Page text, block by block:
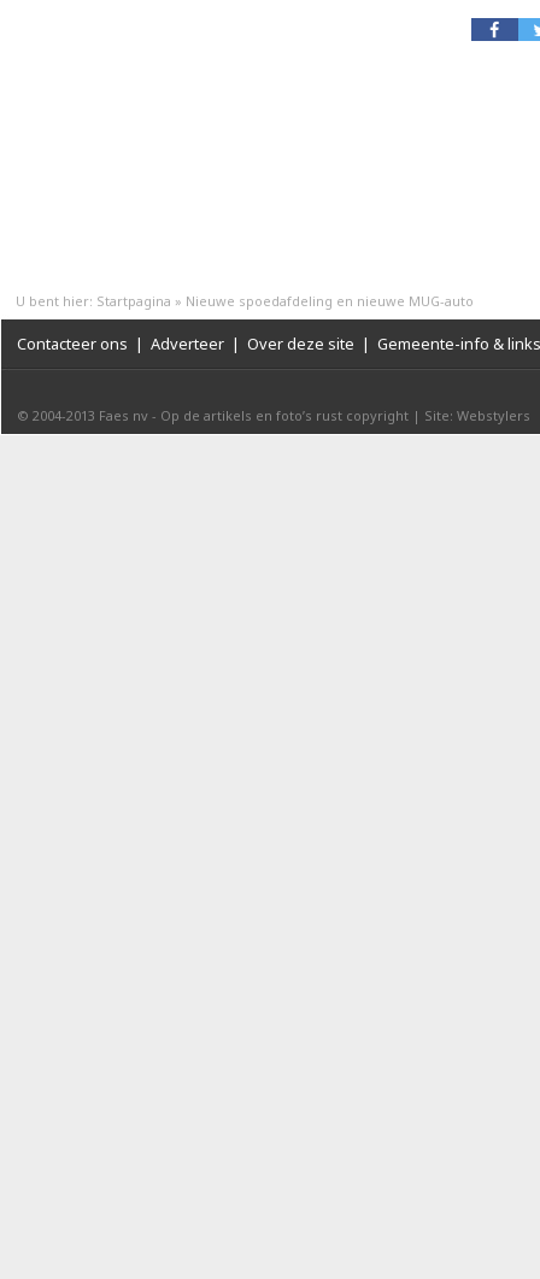
U bent hier: Startpagina » Nieuwe spoedafdeling en nieuwe MUG-auto
Contacteer ons | Adverteer | Over deze site | Gemeente-info & links
© 2004-2013 Faes nv - Op de artikels en foto’s rust copyright | Site: Webstylers